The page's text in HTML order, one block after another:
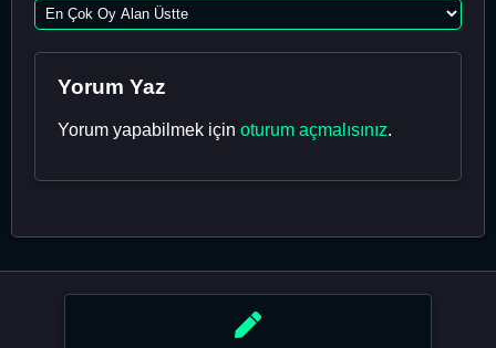
Yorum Yaz
Yorum yapabilmek için oturum açmalısınız.